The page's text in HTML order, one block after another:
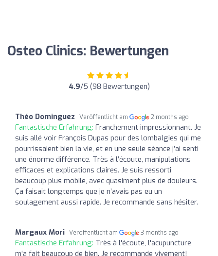
Osteo Clinics: Bewertungen
4.9/5 (98 Bewertungen)
Théo Dominguez Veröffentlicht am 2 months ago
Fantastische Erfahrung: Franchement impressionnant. Je
suis allé voir François Dupas pour des lombalgies qui me
pourrissaient bien la vie, et en une seule séance j’ai senti
une énorme différence. Très à l’écoute, manipulations
efficaces et explications claires. Je suis ressorti
beaucoup plus mobile, avec quasiment plus de douleurs.
Ça faisait longtemps que je n’avais pas eu un
soulagement aussi rapide. Je recommande sans hésiter.
Margaux Mori Veröffentlicht am 3 months ago
Fantastische Erfahrung: Très à l'écoute, l'acupuncture
m'a fait beaucoup de bien. Je recommande vivement!